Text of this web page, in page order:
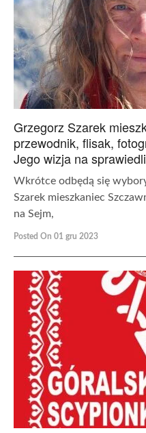
Grzegorz Szarek
przewodnik, flisak,
Jego wizja na
Wkrótce odbędą się
Szarek mieszkaniec
na Sejm,
Posted On 01 gru 2023